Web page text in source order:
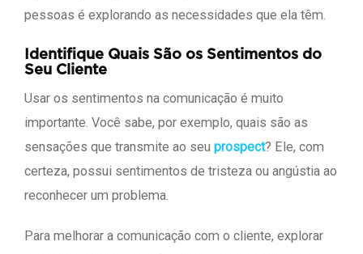
pessoas é explorando as necessidades que ela têm.
Identifique Quais São os Sentimentos do
Seu Cliente
Usar os sentimentos na comunicação é muito
importante. Você sabe, por exemplo, quais são as
sensações que transmite ao seu prospect? Ele, com
certeza, possui sentimentos de tristeza ou angústia ao
reconhecer um problema.
Para melhorar a comunicação com o cliente, explorar